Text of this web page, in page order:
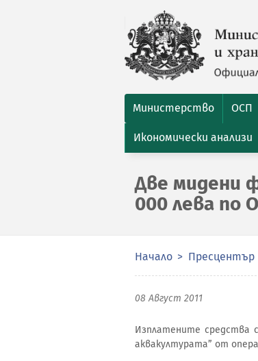
Министерство ОСП
Икономически анализи
Две мидени
000 лева по
Начало Пресцентър
08 Август 2011
Изплатените средства
аквакултурата” от